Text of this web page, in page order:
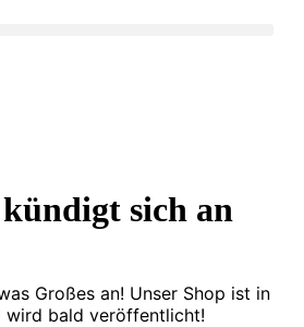
sich an
Großes an! Unser Shop ist in
wird bald veröffentlicht!